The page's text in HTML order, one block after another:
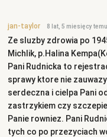
jan-taylor 8 lat, 5 miesięcy temu
Ze sluzby zdrowia po
Michlik, p.Halina
Pani Rudnicka to
sprawy ktore nie
serdeczna i cielpa Pani
zastrzykiem czy
Panie rowniez. Pani
tych co po przezyciach